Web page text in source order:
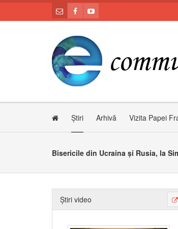
Știri Arhivă Vizita Papei
Știri video